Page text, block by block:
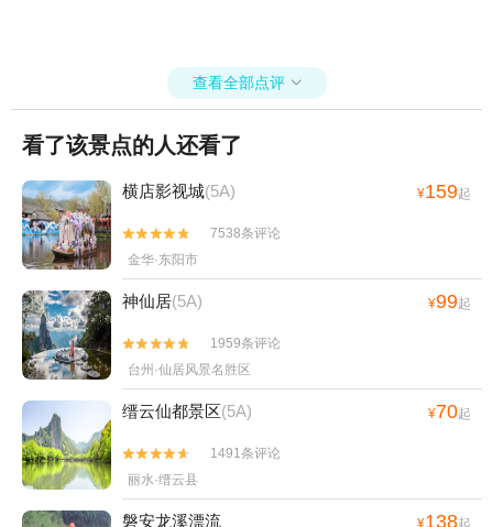
文化园+浙江东阳市艺术紫檀博物馆+竹海滑
道+横店圆明新园·夏苑+圆明新园（秋苑）
+金华市博物馆+浙江兰湖旅游度假区+花田
美地+横店梦泉谷+诗人小镇+金鸡岩景区+渔
歌小镇花之港+义乌花间乐园+义乌小六石户
外游乐园+义乌威尼斯水城+浙江横店热气球
自由飞行+义乌翼动蹦床公园+龙溪生态游乐
园+舞龙源灵溪竹排漂流+花园村景区--已下
线+武义温泉度假区+金华万泰海立方海洋公
园+月牙谷+九峰牧场+武义阳光温泉浴吧+金
华梦境自然博物馆+义乌西海龙山+武义大斗
山飞行营地+璟园汤温泉馆+喻斯生态旅游区
+棕榈湾+中国横店滑翔伞基地(横店店)+熊猫
猪猪两头乌国际牧场+义乌趣玩谷+浦江鱼泡
泡多彩田园营地+横店木润木故事屋+金华北
山航空飞行营地+金华科技馆+永康西山景区
+东阳木雕小镇+横店固定翼体验+义乌乐园
查看全部点评 
看了该景点的人还看了
横店影视城(5A) ¥159起


7538条评论
金华·东阳市
神仙居(5A) ¥99起


1959条评论
台州·仙居风景名胜区
缙云仙都景区(5A) ¥70起


1491条评论
丽水·缙云县
磐安龙溪漂流 ¥138起